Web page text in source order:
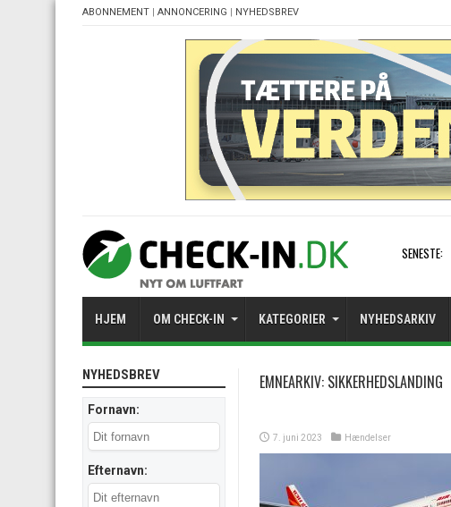
ABONNEMENT | ANNONCERING | NYHEDSBREV
SENESTE:
HJEM OM CHECK-IN KATEGORIER NYHEDSARKIV
EMNEARKIV: SIKKERHEDSLANDING
7. juni 2023 Hændelser
NYHEDSBREV
Fornavn:
Efternavn: